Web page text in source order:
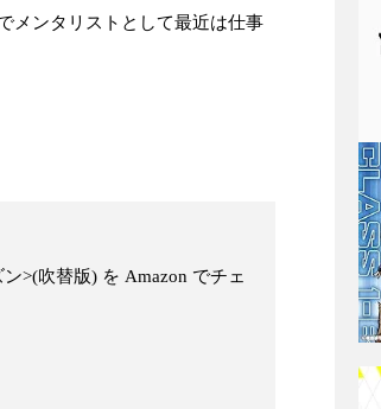
メンタリストとして最近は仕事
>(吹替版) を Amazon でチェ